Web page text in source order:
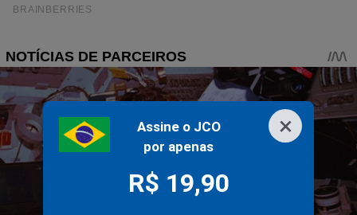
×
Assine o JCO
por apenas
R$ 19,90